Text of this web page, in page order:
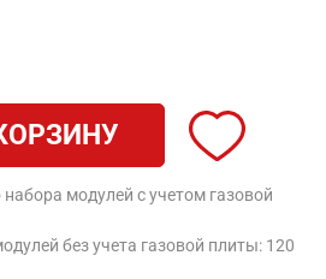
модулей с учетом газовой
без учета газовой плиты: 120